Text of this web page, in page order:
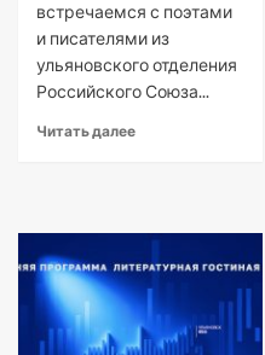
встречаемся с поэтами
и писателями из
ульяновского отделения
Российского Союза...
Читать далее